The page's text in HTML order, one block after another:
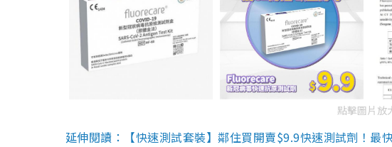
點擊圖片放
延伸閱讀：【快速測試套裝】鄰住買開賣$9.9快速測試劑！最